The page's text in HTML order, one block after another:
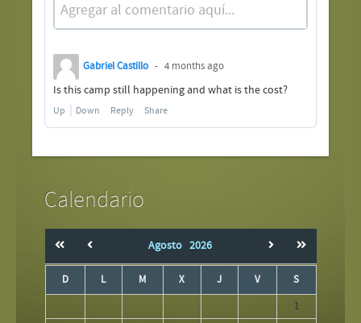
Agregar al comentario aquí...
Gabriel Castillo 4 months ago
Is this camp still happening and what is the cost?
Up Down Reply Share
Calendario
Agosto 2026
D L M X J V S
1